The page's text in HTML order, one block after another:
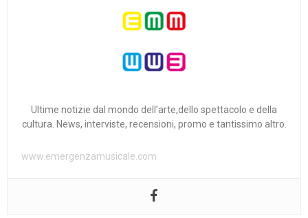
Ultime notizie dal mondo dell’arte,dello spettacolo e della
cultura. News, interviste, recensioni, promo e tantissimo altro.
www.emergenzamusicale.com